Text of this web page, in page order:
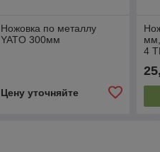
Ножовка по металлу
YATO 300мм
Цену уточняйте
4